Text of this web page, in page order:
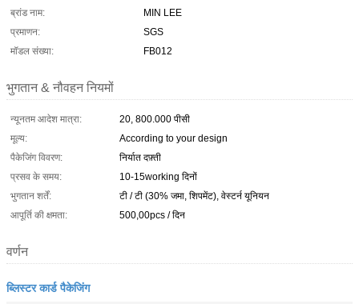
ब्रांड नाम:
MIN LEE
प्रमाणन:
SGS
मॉडल संख्या:
FB012
भुगतान & नौवहन नियमों
न्यूनतम आदेश मात्रा:
20, 800.000 पीसी
मूल्य:
According to your design
पैकेजिंग विवरण:
निर्यात दफ़्ती
प्रसव के समय:
10-15working दिनों
भुगतान शर्तें:
टी / टी (30% जमा, शिपमेंट), वेस्टर्न यूनियन
आपूर्ति की क्षमता:
500,00pcs / दिन
वर्णन
ब्लिस्टर कार्ड पैकेजिंग